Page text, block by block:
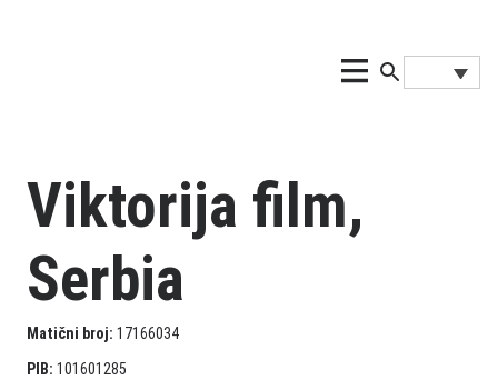
Viktorija film,
Serbia
Matični broj: 17166034
PIB: 101601285